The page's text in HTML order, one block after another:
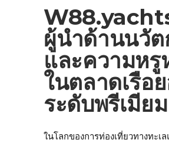
ผู้นำด้านนวัต
และความหรู
ในตลาดเรือ
ระดับพรีเมียม
ในโลกของการท่องเที่ยวทางทะเ